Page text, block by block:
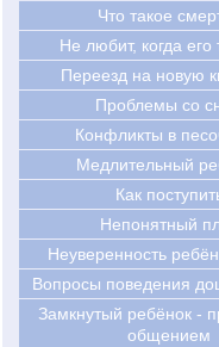
Что такое
Не любит, когда его
Переезд на новую
Проблемы со
Конфликты в
Медлительный
Как
Непонятный
Неуверенность
Вопросы поведения
Замкнутый ребёнок -
общением